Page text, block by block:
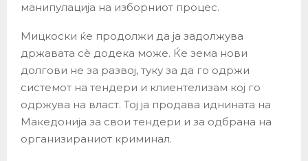
манипулација на изборниот процес.
Мицкоски ќе продолжи да ја задолжува
државата сè додека може. Ќе зема нови
долгови не за развој, туку за да го одржи
системот на тендери и клиентелизам кој го
одржува на власт. Тој ја продава иднината на
Македонија за свои тендери и за одбрана на
организираниот криминал.